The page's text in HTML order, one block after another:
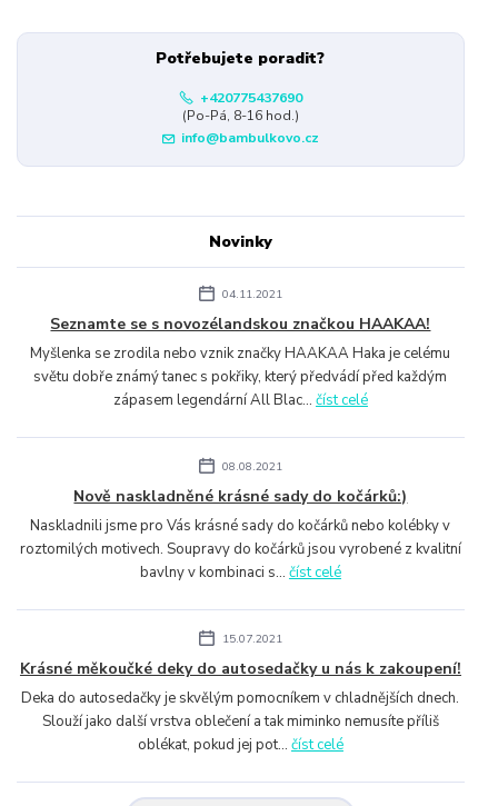
Potřebujete poradit?
+420775437690
(Po-Pá, 8-16 hod.)
info@bambulkovo.cz
Novinky
04.11.2021
Seznamte se s novozélandskou značkou HAAKAA!
Myšlenka se zrodila nebo vznik značky HAAKAA Haka je celému
světu dobře známý tanec s pokřiky, který předvádí před každým
zápasem legendární All Blac... číst celé
08.08.2021
Nově naskladněné krásné sady do kočárků:)
Naskladnili jsme pro Vás krásné sady do kočárků nebo kolébky v
roztomilých motivech. Soupravy do kočárků jsou vyrobené z kvalitní
bavlny v kombinaci s... číst celé
15.07.2021
Krásné měkoučké deky do autosedačky u nás k zakoupení!
Deka do autosedačky je skvělým pomocníkem v chladnějších dnech.
Slouží jako další vrstva oblečení a tak miminko nemusíte příliš
oblékat, pokud jej pot... číst celé